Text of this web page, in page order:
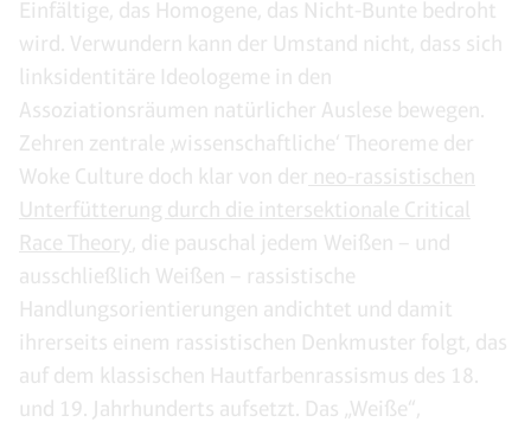
Einfältige, das Homogene, das Nicht-Bunte bedroht
wird. Verwundern kann der Umstand nicht, dass sich
linksidentitäre Ideologeme in den
Assoziationsräumen natürlicher Auslese bewegen.
Zehren zentrale ‚wissenschaftliche‘ Theoreme der
Woke Culture doch klar von der neo-rassistischen
Unterfütterung durch die intersektionale Critical
Race Theory, die pauschal jedem Weißen – und
ausschließlich Weißen – rassistische
Handlungsorientierungen andichtet und damit
ihrerseits einem rassistischen Denkmuster folgt, das
auf dem klassischen Hautfarbenrassismus des 18.
und 19. Jahrhunderts aufsetzt. Das „Weiße“,